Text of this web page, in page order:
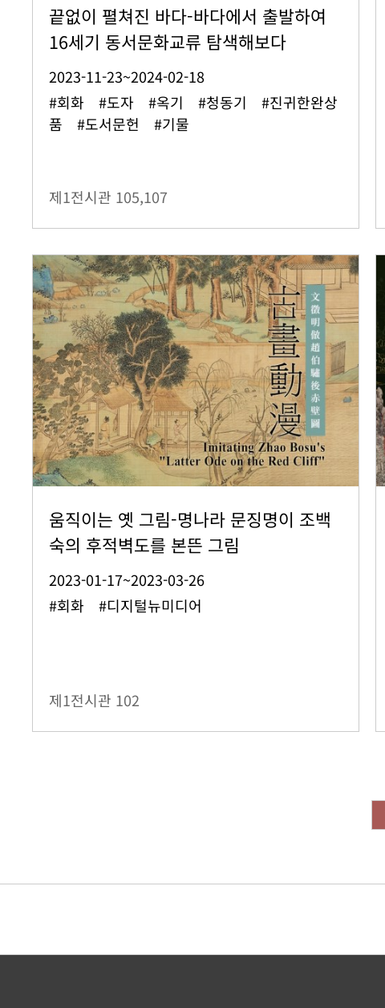
끝없이 펼쳐진 바다-바다에서 출발하여
16세기 동서문화교류 탐색해보다
2023-11-23~2024-02-18
#회화 #도자 #옥기 #청동기 #진귀한완상
품 #도서문헌 #기물
제1전시관 105,107
움직이는 옛 그림-명나라 문징명이 조백
숙의 후적벽도를 본뜬 그림
2023-01-17~2023-03-26
#회화 #디지털뉴미디어
제1전시관 102